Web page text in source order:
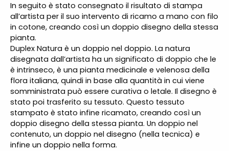
In seguito è stato consegnato il risultato di stampa
all’artista per il suo intervento di ricamo a mano con filo
in cotone, creando così un doppio disegno della stessa
pianta.
Duplex Natura è un doppio nel doppio. La natura
disegnata dall’artista ha un significato di doppio che le
è intrinseco, è una pianta medicinale e velenosa della
flora italiana, quindi in base alla quantità in cui viene
somministrata può essere curativa o letale. Il disegno è
stato poi trasferito su tessuto. Questo tessuto
stampato è stato infine ricamato, creando così un
doppio disegno della stessa pianta. Un doppio nel
contenuto, un doppio nel disegno (nella tecnica) e
infine un doppio nella forma.